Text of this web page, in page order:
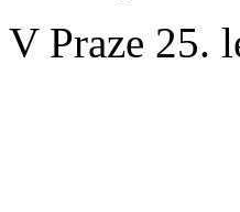
V Praze 25.